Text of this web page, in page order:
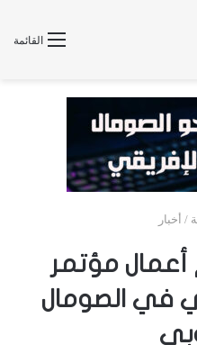
القائمة
/ أخبار
أعمال مؤتمر
في الصومال